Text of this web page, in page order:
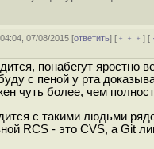
07/08/2015 [ответить] [ ﹢﹢﹢] [
понабегут яростно
с пеной у рта
чуть более, чем
с такими людьми
RCS - это CVS, а Git